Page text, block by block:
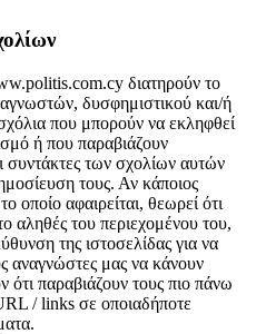
διατηρούν το
δυσφημιστικού και/ή
που μπορούν να εκληφθεί
ή που παραβιάζουν
συντάκτες των σχολίων αυτών
τους. Αν κάποιος
οποίο αφαιρείται, θεωρεί ότι
αληθές του περιεχομένου του,
της ιστοσελίδας για να
αναγνώστες μας να κάνουν
παραβιάζουν τους πιο πάνω
/ links σε οποιαδήποτε